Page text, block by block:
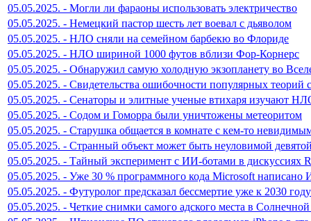
05.05.2025. - Могли ли фараоны использовать электричество
05.05.2025. - Немецкий пастор шесть лет воевал с дьяволом
05.05.2025. - НЛО сняли на семейном барбекю во Флориде
05.05.2025. - НЛО шириной 1000 футов вблизи Фор-Корнерс
05.05.2025. - Обнаружил самую холодную экзопланету во
05.05.2025. - Свидетельства ошибочности популярных теорий
05.05.2025. - Сенаторы и элитные ученые втихаря изучают
05.05.2025. - Содом и Гоморра были уничтожены метеоритом
05.05.2025. - Старушка общается в комнате с кем-то
05.05.2025. - Странный объект может быть неуловимой
05.05.2025. - Тайный эксперимент с ИИ-ботами в дискуссиях
05.05.2025. - Уже 30 % программного кода Microsoft написано
05.05.2025. - Футуролог предсказал бессмертие уже к 2030 году
05.05.2025. - Четкие снимки самого адского места в Солнечной